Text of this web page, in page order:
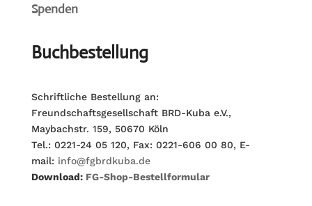
Spenden
Buchbestellung
Schriftliche Bestellung an:
Freundschaftsgesellschaft BRD-Kuba e.V.,
Maybachstr. 159, 50670 Köln
Tel.: 0221-24 05 120, Fax: 0221-606 00 80, E-
mail: info@fgbrdkuba.de
Download: FG-Shop-Bestellformular